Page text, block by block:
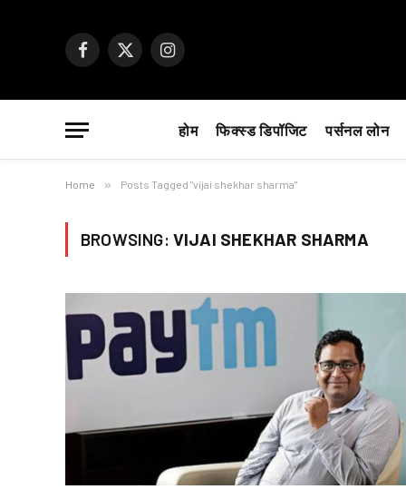
Facebook
X
Instagram
होम फिक्स्ड डिपॉजिट पर्सनल लोन
Home » Posts Tagged "vijai shekhar sharma"
BROWSING: VIJAI SHEKHAR SHARMA